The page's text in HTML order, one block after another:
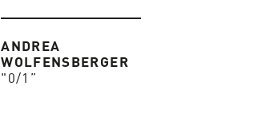
ANDREA
WOLFENSBERGER
"0/1”